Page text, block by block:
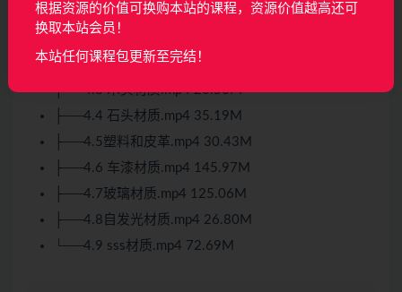
├──4.13.9 装甲盒材质细化.mp4 216.09M
├──4.14 课程总结和后续建议.mp4 35.17M
├──4.2 金属材质.mp4 118.93M
├──4.3 木头材质.mp4 20.50M
├──4.4 石头材质.mp4 35.19M
├──4.5塑料和皮革.mp4 30.43M
├──4.6 车漆材质.mp4 145.97M
├──4.7玻璃材质.mp4 125.06M
├──4.8自发光材质.mp4 26.80M
└──4.9 sss材质.mp4 72.69M
根据资源的价值可换购本站的课程，资源价值越高还可
换取本站会员！
本站任何课程包更新至完结！